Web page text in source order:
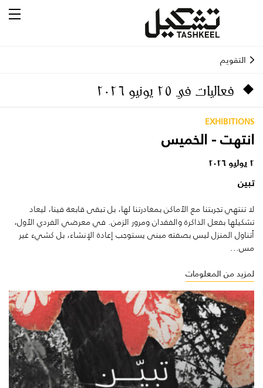
التقويم
فعاليات في ٢٥ يونيو ٢٠٢٦
EXHIBITIONS
انتهت - الخميس
٢ يوليو ٢٠٢٦
تبين
لا تنتهي تجربتنا مع الأماكن بمغادرتنا لها، بل تبقى قابعة فينا، ليعاد
تشكيلها بفعل الذاكرة والفقدان ومرور الزمن. في معرضي الفردي الأول،
أتناول المنزل ليس بصفته مبنى يستوجب إعادة الإنشاء، بل كشيء غير
مس...
لمزيد من المعلومات